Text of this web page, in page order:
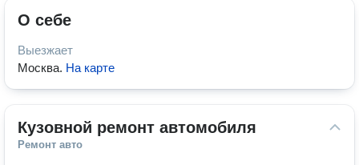
О себе
Выезжает
Москва. На карте
Кузовной ремонт автомобиля
Ремонт авто